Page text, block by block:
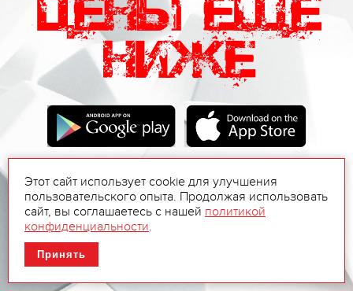
Этот сайт использует cookie для улучшения
пользовательского опыта. Продолжая использовать
сайт, вы соглашаетесь с нашей политикой
конфиденциальности.
Принять